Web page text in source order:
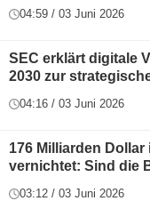
04:59 / 03 Juni 2026
SEC erklärt digitale
2030 zur
04:16 / 03 Juni 2026
176 Milliarden
vernichtet: Sind die
03:12 / 03 Juni 2026